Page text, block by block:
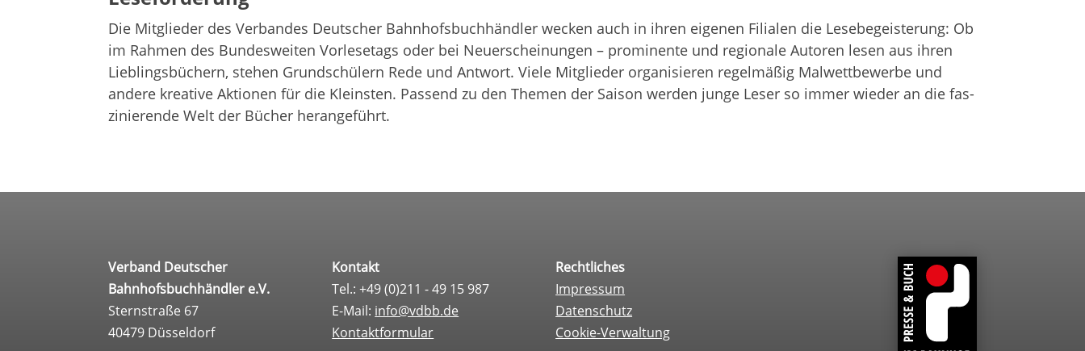
Die Mit­glie­der des Ver­ban­des Deut­scher Bahnhofs­buchhändler wecken auch in ihren eige­nen Filia­len die Lese­be­geis­te­rung: Ob
im Rah­men des Bun­des­wei­ten Vor­le­se­tags oder bei Neu­erschei­nun­gen – pro­mi­nente und regio­nale Autoren lesen aus ihren
Lieb­lings­bü­chern, ste­hen Grund­schü­lern Rede und Ant­wort. Viele Mit­glie­der orga­ni­sie­ren regel­mä­ßig Mal­wett­be­werbe und
andere krea­tive Aktio­nen für die Kleins­ten. Pas­send zu den The­men der Sai­son wer­den junge Leser so immer wie­der an die fas­
zi­nie­rende Welt der Bücher herangeführt.
Verband Deutscher
Bahnhofsbuchhändler e.V.
Sternstraße 67
40479 Düsseldorf
Kontakt
Tel.: +49 (0)211 - 49 15 987
E-Mail: info@vdbb.de
Kontaktformular
Rechtliches
Impressum
Datenschutz
Cookie-Verwaltung